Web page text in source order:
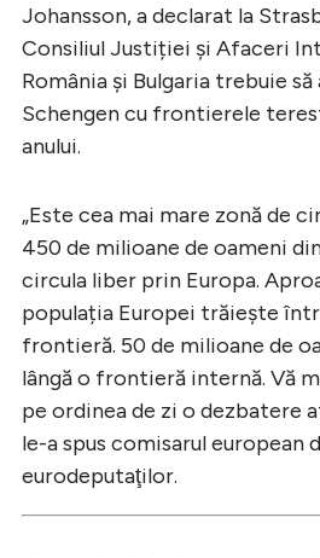
Johansson, a declarat la
Consiliul Justiției și Afaceri
România și Bulgaria trebuie
Schengen cu frontierele
anului.
„Este cea mai mare zonă de
450 de milioane de oameni
circula liber prin Europa.
populația Europei trăiește
frontieră. 50 de milioane de
lângă o frontieră internă. Vă
pe ordinea de zi o dezbatere
le-a spus comisarul european
eurodeputaţilor.